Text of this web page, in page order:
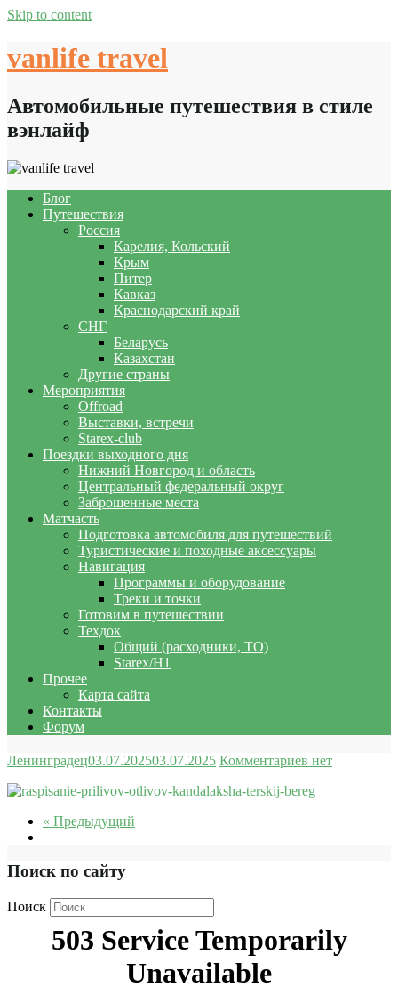
Skip to content
vanlife travel
Автомобильные путешествия в стиле
вэнлайф
Блог
Путешествия
Россия
Карелия, Кольский
Крым
Питер
Кавказ
Краснодарский край
СНГ
Беларусь
Казахстан
Другие страны
Мероприятия
Offroad
Выставки, встречи
Starex-club
Поездки выходного дня
Нижний Новгород и область
Центральный федеральный округ
Заброшенные места
Матчасть
Подготовка автомобиля для путешествий
Туристические и походные аксессуары
Навигация
Программы и оборудование
Треки и точки
Готовим в путешествии
Техдок
Общий (расходники, ТО)
Starex/H1
Прочее
Карта сайта
Контакты
Форум
Ленинградец03.07.202503.07.2025 Комментариев нет
« Предыдущий
Поиск по сайту
Поиск